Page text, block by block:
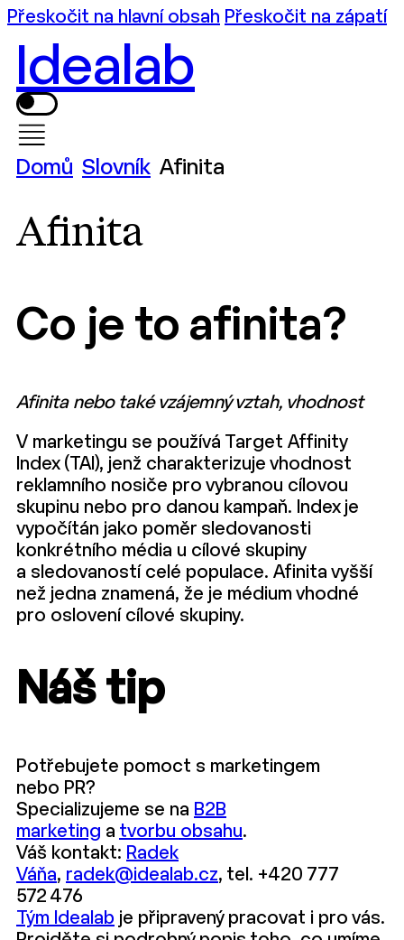
Přeskočit na hlavní obsah Přeskočit na zápatí
Idealab
Domů Slovník Afinita
Afinita
Co je to afinita?
Afinita nebo také vzájemný vztah, vhodnost
V marketingu se používá Target Affinity
Index (TAI), jenž charakterizuje vhodnost
reklamního nosiče pro vybranou cílovou
skupinu nebo pro danou kampaň. Index je
vypočítán jako poměr sledovanosti
konkrétního média u cílové skupiny
a sledovaností celé populace. Afinita vyšší
než jedna znamená, že je médium vhodné
pro oslovení cílové skupiny.
Náš tip
Potřebujete pomoct s marketingem
nebo PR?
Specializujeme se na B2B
marketing a tvorbu obsahu.
Váš kontakt: Radek
Váňa, radek@idealab.cz, tel. +420 777
572 476
Tým Idealab je připravený pracovat i pro vás.